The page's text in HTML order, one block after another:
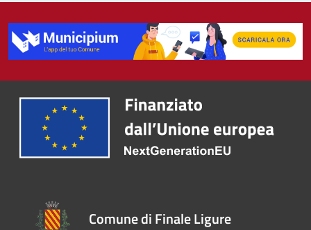
Comune di Finale Ligure